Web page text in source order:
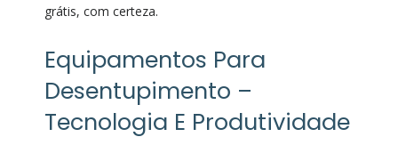
grátis, com certeza.
Equipamentos Para
Desentupimento –
Tecnologia E Produtividade